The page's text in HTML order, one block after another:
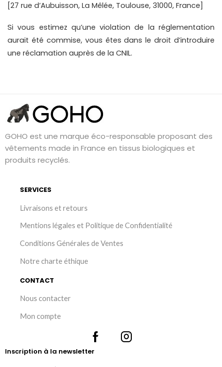
[27 rue d’Aubuisson, La Mêlée, Toulouse, 31000, France]
Si vous estimez qu’une violation de la réglementation
aurait été commise, vous êtes dans le droit d’introduire
une réclamation auprès de la CNIL.
GOHO est une marque éco-responsable proposant des
vêtements made in France en tissus biologiques et
produits recyclés.
SERVICES
Livraisons et retours
Mentions légales et Politique de Confidentialité
Conditions Générales de Ventes
Notre charte éthique
CONTACT
Nous contacter
Mon compte
Inscription à la newsletter